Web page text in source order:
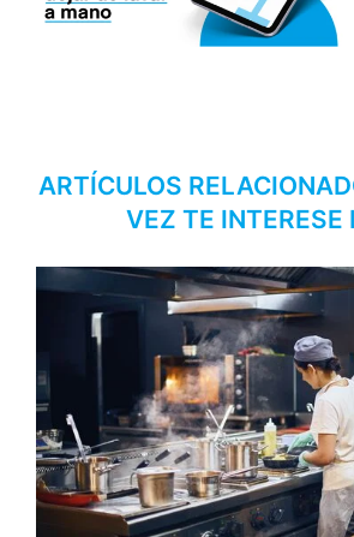
ARTÍCULOS
VEZ TE INTERESE